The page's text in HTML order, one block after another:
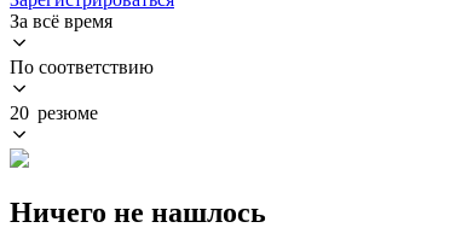
За всё время
По соответствию
20 резюме
Ничего не нашлось